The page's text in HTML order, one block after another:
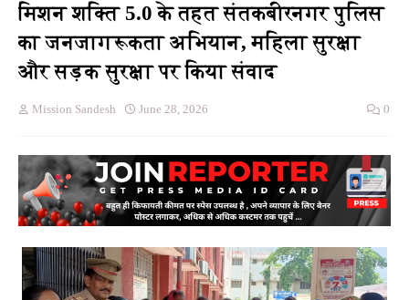
मिशन शक्ति 5.0 के तहत संतकबीरनगर पुलिस
का जनजागरूकता अभियान, महिला सुरक्षा
और सड़क सुरक्षा पर किया संवाद
Mission Sandesh June 28, 2026 0